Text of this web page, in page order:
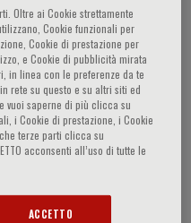
Oltre ai Cookie strettamente
Cookie funzionali per
Cookie di prestazione per
e Cookie di pubblicità mirata
in linea con le preferenze da te
rete su questo e su altri siti ed
vuoi saperne di più clicca su
i Cookie di prestazione, i Cookie
terze parti clicca su
acconsenti all’uso di tutte le
ACCETTO